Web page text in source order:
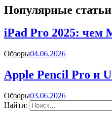
Популярные статьи
iPad Pro 2025: чем
Обзоры04.06.2026
Apple Pencil Pro и
Обзоры03.06.2026
Найти: